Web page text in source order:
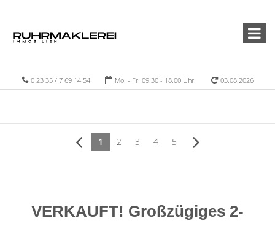
0 23 35 / 7 69 14 54 Mo. - Fr. 09.30 - 18.00 Uhr 03.08.2026
1 2 3 4 5
VERKAUFT! Großzügiges 2-